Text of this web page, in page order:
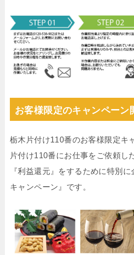
お客様限定のキャンペーン
栃木片付け110番のお客様限定キ
片付け110番にお仕事をご依頼し
『利益還元』をするために特別
キャンペーン』です。